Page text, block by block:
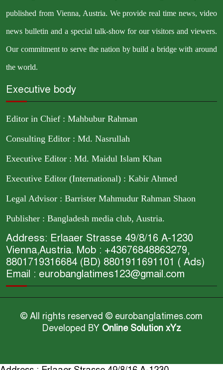
published from Vienna, Austria. We provide real time news, video
news bulletin and a special talk-show for our visitors and viewers.
Our commitment to serve the nation by build a bridge with around
the world.
Executive body
Editor in Chief : Mahbubur Rahman
Consulting Editor : Md. Nasrullah
Executive Editor : Md. Maidul Islam Khan
Executive Editor (International) : Kabir Ahmed
Legal Advisor : Barrister Mahmudur Rahman Shaon
Publisher : Bangladesh media club, Austria.
Address: Erlaaer Strasse 49/8/16 A-1230
Vienna,Austria. Mob : +43676848863279,
8801719316684 (BD) 8801911691101 ( Ads)
Email : eurobanglatimes123@gmail.com
© All rights reserved © eurobanglatimes.com
Developed BY Online Solution xYz